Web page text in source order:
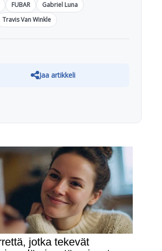
FUBAR
Gabriel Luna
Travis Van Winkle
Jaa artikkeli